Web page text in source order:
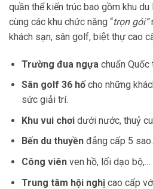
quần thể kiến trúc bao gồm khu
cùng các khu chức năng “trọn gói”
khách sạn, sân golf, biệt thự cao
Trường đua ngựa chuẩn
Sân golf 36 hốcho những
sức giải trí.
Khu vui chơidưới nước, thuỷ
Bến du thuyềnđẳng cấp 5 sao.
Công viênven hồ, lối dạo bộ,…
Trung tâm hội nghịcao cấp